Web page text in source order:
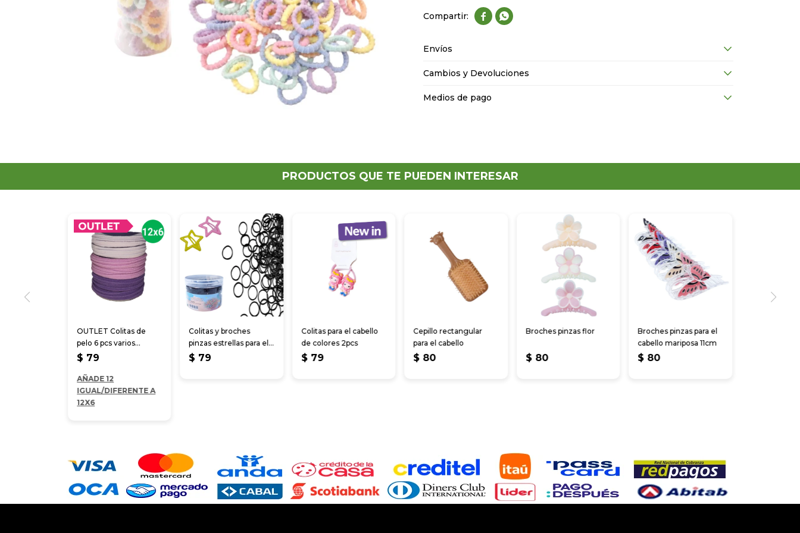
 
Envíos
Cambios y Devoluciones
Medios de pago
PRODUCTOS QUE TE PUEDEN INTERESAR
OUTLET Colitas de
pelo 6 pcs varios
colores
$ 79
AÑADE 12
IGUAL/DIFERENTE A
12X6
Colitas y broches
pinzas estrellas para el
cabello
$ 79
Colitas para el cabello
de colores 2pcs
$ 79
Cepillo rectangular
para el cabello
$ 80
Broches pinzas flor
$ 80
Broches pinzas para el
cabello mariposa 11cm
$ 80